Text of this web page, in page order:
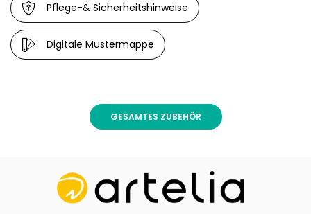
Pflege-& Sicherheitshinweise
Digitale Mustermappe
GESAMTES ZUBEHÖR